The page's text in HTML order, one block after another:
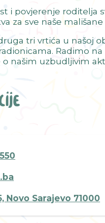
i povjerenje roditelja
za sve naše
tri vrtića u našoj
Radimo
o našim uzbudljivim
Novo Sarajevo 71000